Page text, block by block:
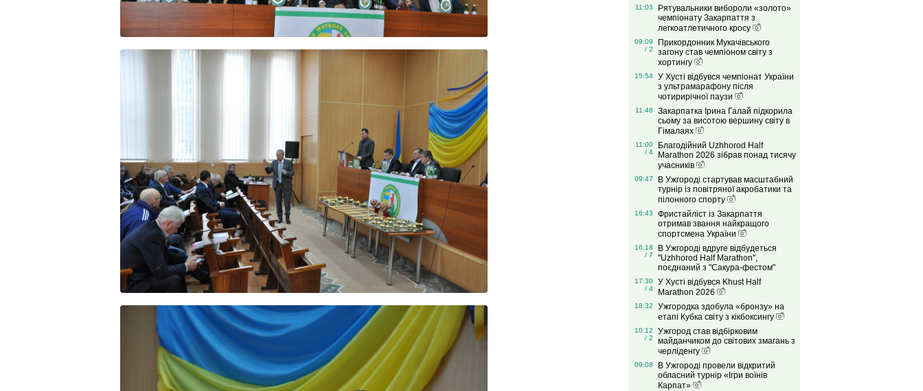
11:03
Рятувальники вибороли «золото»
чемпіонату Закарпаття з
легкоатлетичного кросу
09:09
/ 2
Прикордонник Мукачівського
загону став чемпіоном світу з
хортингу
15:54
У Хусті відбувся чемпіонат України
з ультрамарафону після
чотирирічної паузи
11:46
Закарпатка Ірина Галай підкорила
сьому за висотою вершину світу в
Гімалаях
11:00
/ 4
Благодійний Uzhhorod Half
Marathon 2026 зібрав понад тисячу
учасників
09:47
В Ужгороді стартував масштабний
турнір із повітряної акробатики та
пілонного спорту
16:43
Фристайліст із Закарпаття
отримав звання найкращого
спортсмена України
16:18
/ 7
В Ужгороді вдруге відбудеться
"Uzhhorod Half Marathon",
поєднаний з "Сакура-фестом"
17:30
/ 4
У Хусті відбувся Khust Half
Marathon 2026
18:32
Ужгородка здобула «бронзу» на
етапі Кубка світу з кікбоксингу
10:12
/ 2
Ужгород став відбірковим
майданчиком до світових змагань з
черліденгу
09:08
В Ужгороді провели відкритий
обласний турнір «Ігри воїнів
Карпат»